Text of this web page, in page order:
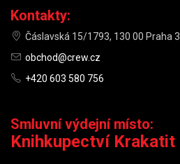
Kontakty:
Čáslavská 15/1793, 130 00 Praha 3
obchod@crew.cz
+420 603 580 756
Smluvní výdejní místo:
Knihkupectví Krakatit